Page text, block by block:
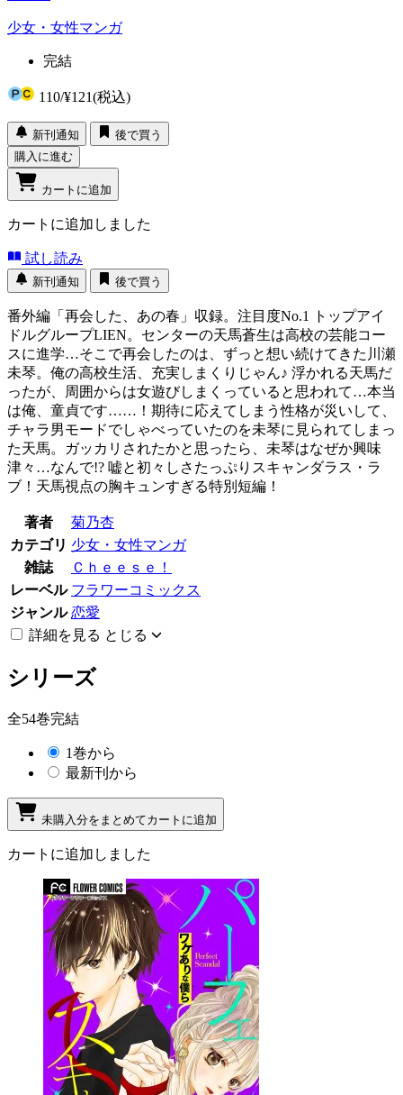
少女・女性マンガ
完結
110/¥121(税込)
新刊通知
後で買う
購入に進む
カートに追加
カートに追加しました
試し読み
新刊通知 後で買う
番外編「再会した、あの春」収録。注目度No.1 トップアイ
ドルグループLIEN。センターの天馬蒼生は高校の芸能コー
スに進学…そこで再会したのは、ずっと想い続けてきた川瀬
未琴。俺の高校生活、充実しまくりじゃん♪ 浮かれる天馬だ
ったが、周囲からは女遊びしまくっていると思われて…本当
は俺、童貞です……！期待に応えてしまう性格が災いして、
チャラ男モードでしゃべっていたのを未琴に見られてしまっ
た天馬。ガッカリされたかと思ったら、未琴はなぜか興味
津々…なんで!? 嘘と初々しさたっぷりスキャンダラス・ラ
ブ！天馬視点の胸キュンすぎる特別短編！
著者
菊乃杏
カテゴリ 少女・女性マンガ
雑誌
Ｃｈｅｅｓｅ！
レーベル フラワーコミックス
ジャンル 恋愛
詳細を見る とじる
シリーズ
全54巻完結
1巻から
最新刊から
未購入分をまとめてカートに追加
カートに追加しました